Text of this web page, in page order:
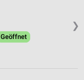
❯
Geöffnet